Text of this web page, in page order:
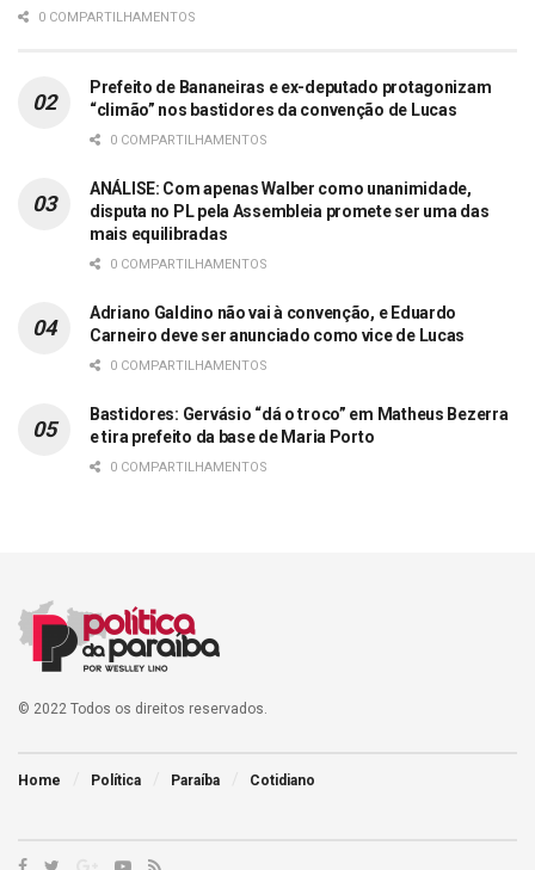
0 COMPARTILHAMENTOS
Prefeito de Bananeiras e ex-deputado protagonizam
“climão” nos bastidores da convenção de Lucas
0 COMPARTILHAMENTOS
ANÁLISE: Com apenas Walber como unanimidade,
disputa no PL pela Assembleia promete ser uma das
mais equilibradas
0 COMPARTILHAMENTOS
Adriano Galdino não vai à convenção, e Eduardo
Carneiro deve ser anunciado como vice de Lucas
0 COMPARTILHAMENTOS
Bastidores: Gervásio “dá o troco” em Matheus Bezerra
e tira prefeito da base de Maria Porto
0 COMPARTILHAMENTOS
© 2022 Todos os direitos reservados.
Home Política Paraíba Cotidiano